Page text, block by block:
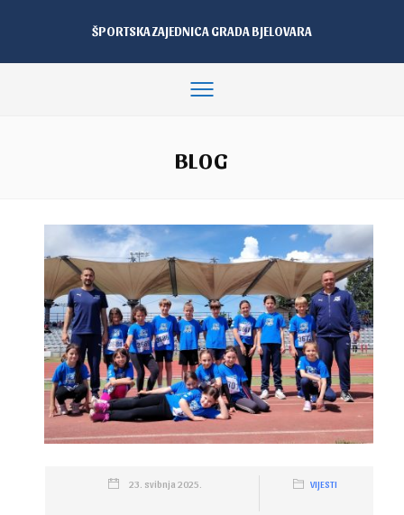
ŠPORTSKA ZAJEDNICA GRADA BJELOVARA
BLOG
23. svibnja 2025. VIJESTI